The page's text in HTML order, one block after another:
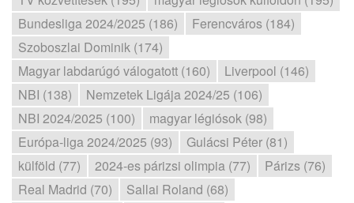
Bundesliga 2024/2025 (186)
Ferencváros (184)
Szoboszlai Dominik (174)
Magyar labdarúgó válogatott (160)
Liverpool (146)
NBI (138)
Nemzetek Ligája 2024/25 (106)
NBI 2024/2025 (100)
magyar légiósok (98)
Európa-liga 2024/2025 (93)
Gulácsi Péter (81)
külföld (77)
2024-es párizsi olimpia (77)
Párizs (76)
Real Madrid (70)
Sallai Roland (68)